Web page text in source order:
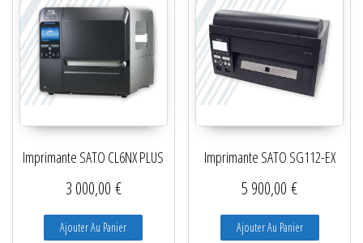
Imprimante SATO CL6NX PLUS
3 000,00 €
Ajouter Au Panier
Imprimante SATO SG112-EX
5 900,00€
Ajouter Au Panier